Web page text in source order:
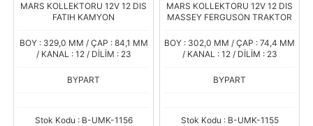
MARS KOLLEKTORU 12V 12 DIS
FATIH KAMYON
BOY : 329,0 MM / ÇAP : 84,1 MM
/ KANAL : 12 / DİLİM : 23
BYPART
Stok Kodu : B-UMK-1156
MARS KOLLEKTORU 12V 12 DIS
MASSEY FERGUSON TRAKTOR
BOY : 302,0 MM / ÇAP : 74,4 MM
/ KANAL : 12 / DİLİM : 23
BYPART
Stok Kodu : B-UMK-1155